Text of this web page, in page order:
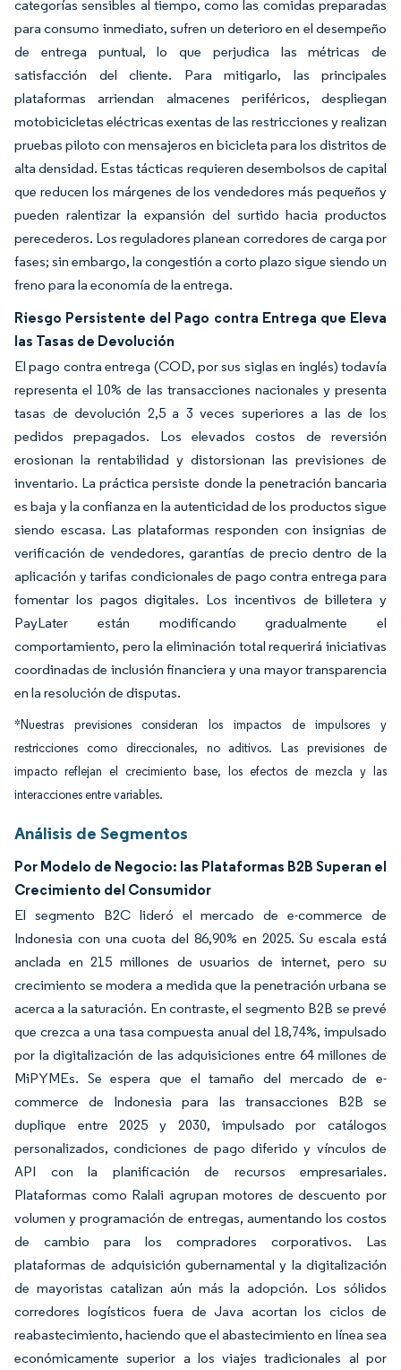
categorías sensibles al tiempo, como las comidas preparadas
para consumo inmediato, sufren un deterioro en el desempeño
de entrega puntual, lo que perjudica las métricas de
satisfacción del cliente. Para mitigarlo, las principales
plataformas arriendan almacenes periféricos, despliegan
motobicicletas eléctricas exentas de las restricciones y realizan
pruebas piloto con mensajeros en bicicleta para los distritos de
alta densidad. Estas tácticas requieren desembolsos de capital
que reducen los márgenes de los vendedores más pequeños y
pueden ralentizar la expansión del surtido hacia productos
perecederos. Los reguladores planean corredores de carga por
fases; sin embargo, la congestión a corto plazo sigue siendo un
freno para la economía de la entrega.
Riesgo Persistente del Pago contra Entrega que Eleva
las Tasas de Devolución
El pago contra entrega (COD, por sus siglas en inglés) todavía
representa el 10% de las transacciones nacionales y presenta
tasas de devolución 2,5 a 3 veces superiores a las de los
pedidos prepagados. Los elevados costos de reversión
erosionan la rentabilidad y distorsionan las previsiones de
inventario. La práctica persiste donde la penetración bancaria
es baja y la confianza en la autenticidad de los productos sigue
siendo escasa. Las plataformas responden con insignias de
verificación de vendedores, garantías de precio dentro de la
aplicación y tarifas condicionales de pago contra entrega para
fomentar los pagos digitales. Los incentivos de billetera y
PayLater están modificando gradualmente el
comportamiento, pero la eliminación total requerirá iniciativas
coordinadas de inclusión financiera y una mayor transparencia
en la resolución de disputas.
*Nuestras previsiones consideran los impactos de impulsores y
restricciones como direccionales, no aditivos. Las previsiones de
impacto reflejan el crecimiento base, los efectos de mezcla y las
interacciones entre variables.
Análisis de Segmentos
Por Modelo de Negocio: las Plataformas B2B Superan el
Crecimiento del Consumidor
El segmento B2C lideró el mercado de e-commerce de
Indonesia con una cuota del 86,90% en 2025. Su escala está
anclada en 215 millones de usuarios de internet, pero su
crecimiento se modera a medida que la penetración urbana se
acerca a la saturación. En contraste, el segmento B2B se prevé
que crezca a una tasa compuesta anual del 18,74%, impulsado
por la digitalización de las adquisiciones entre 64 millones de
MiPYMEs. Se espera que el tamaño del mercado de e-
commerce de Indonesia para las transacciones B2B se
duplique entre 2025 y 2030, impulsado por catálogos
personalizados, condiciones de pago diferido y vínculos de
API con la planificación de recursos empresariales.
Plataformas como Ralali agrupan motores de descuento por
volumen y programación de entregas, aumentando los costos
de cambio para los compradores corporativos. Las
plataformas de adquisición gubernamental y la digitalización
de mayoristas catalizan aún más la adopción. Los sólidos
corredores logísticos fuera de Java acortan los ciclos de
reabastecimiento, haciendo que el abastecimiento en línea sea
económicamente superior a los viajes tradicionales al por